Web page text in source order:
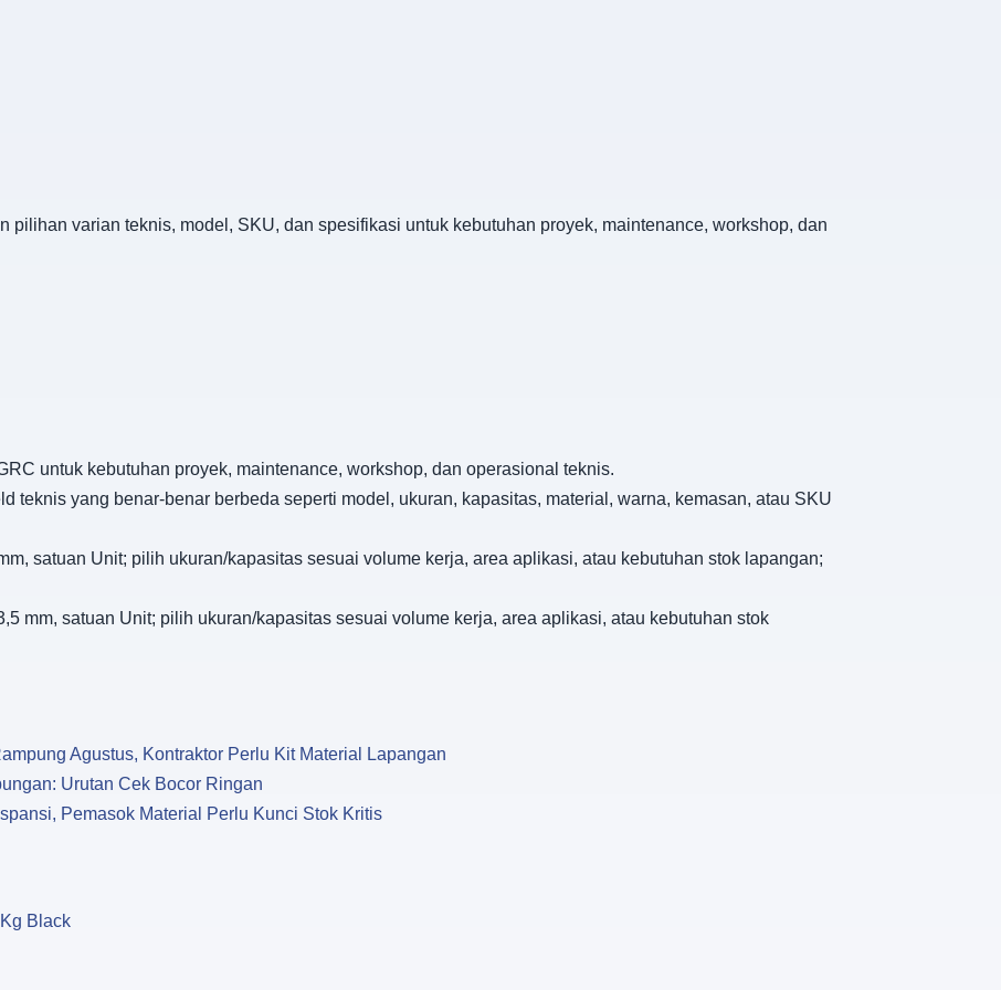
pilihan varian teknis, model, SKU, dan spesifikasi untuk kebutuhan proyek, maintenance, workshop, dan
untuk kebutuhan proyek, maintenance, workshop, dan operasional teknis.
teknis yang benar-benar berbeda seperti model, ukuran, kapasitas, material, warna, kemasan, atau SKU
satuan Unit; pilih ukuran/kapasitas sesuai volume kerja, area aplikasi, atau kebutuhan stok lapangan;
mm, satuan Unit; pilih ukuran/kapasitas sesuai volume kerja, area aplikasi, atau kebutuhan stok
Agustus, Kontraktor Perlu Kit Material Lapangan
Urutan Cek Bocor Ringan
Pemasok Material Perlu Kunci Stok Kritis
Black